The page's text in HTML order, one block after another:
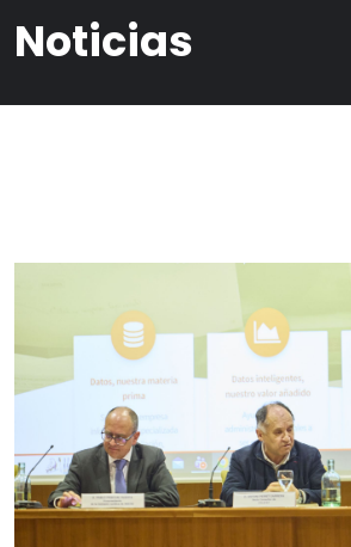
Noticias